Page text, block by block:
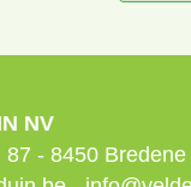
NV
87 - 8450 Bredene